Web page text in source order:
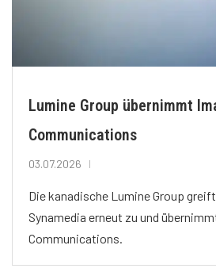
Lumine Group übernimmt
Communications
03.07.2026
Die kanadische Lumine Group
Synamedia erneut zu und
Communications.